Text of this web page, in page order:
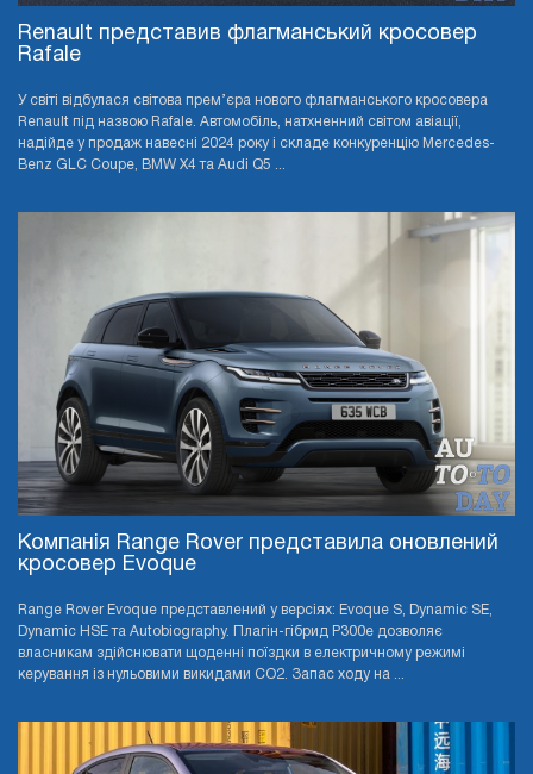
Renault представив флагманський кросовер
Rafale
У світі відбулася світова прем’єра нового флагманського кросовера
Renault під назвою Rafale. Автомобіль, натхненний світом авіації,
надійде у продаж навесні 2024 року і складе конкуренцію Mercedes-
Benz GLC Coupe, BMW X4 та Audi Q5 ...
Компанія Range Rover представила оновлений
кросовер Evoque
Range Rover Evoque представлений у версіях: Evoque S, Dynamic SE,
Dynamic HSE та Autobiography. Плагін-гібрид P300e дозволяє
власникам здійснювати щоденні поїздки в електричному режимі
керування із нульовими викидами CO2. Запас ходу на ...